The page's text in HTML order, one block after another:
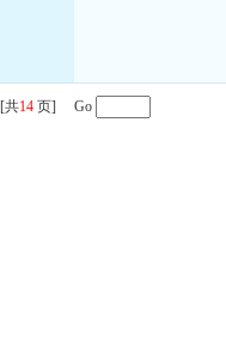
[共14 页] Go